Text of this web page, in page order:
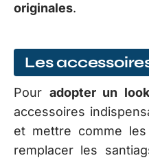
originales.
Les
Pour adopter un
accessoires
et mettre comme
remplacer les